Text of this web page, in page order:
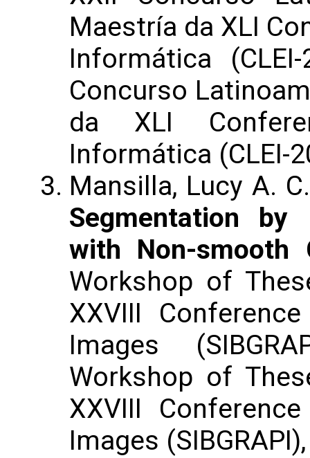
Maestría da XLI
Informática
Concurso
da XLI
Informática (CLEI-
Mansilla, Lucy A.
Segmentation by
with Non-smooth
Workshop of
XXVIII
Images
Workshop of
XXVIII
Images